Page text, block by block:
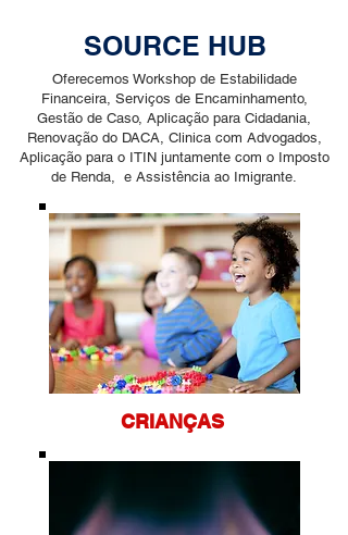
SOURCE HUB
Oferecemos Workshop de Estabilidade
Financeira, Serviços de Encaminhamento,
Gestão de Caso, Aplicação para Cidadania,
Renovação do DACA, Clinica com Advogados,
Aplicação para o ITIN juntamente com o Imposto
de Renda, e Assistência ao Imigrante.
CRIANÇAS